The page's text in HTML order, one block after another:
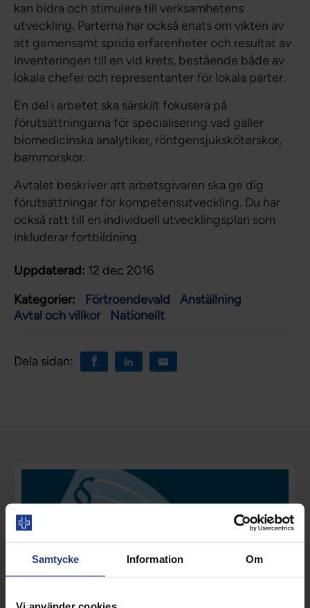
Samtycke Information Om
kan bidra och stimulera till verksamhetens
utveckling. Parterna har också enats om vikten av
att gemensamt sprida erfarenheter och resultat av
inventeringen till en vid krets, bestående både av
lokala chefer och representanter för lokala parter.
En del i arbetet ska särskilt fokusera på
förutsättningarna för specialisering vad gäller
biomedicinska analytiker, röntgensjuksköterskor,
barnmorskor.
Avtalet beskriver att arbetsgivaren ska ge dig
förutsättningar för kompetensutveckling. Du har
också rätt till en individuell utvecklingsplan som
inkluderar fortbildning.
Uppdaterad: 12 dec 2016
Kategorier:
Förtroendevald
Anställning
Avtal och villkor
Nationellt
Dela sidan: